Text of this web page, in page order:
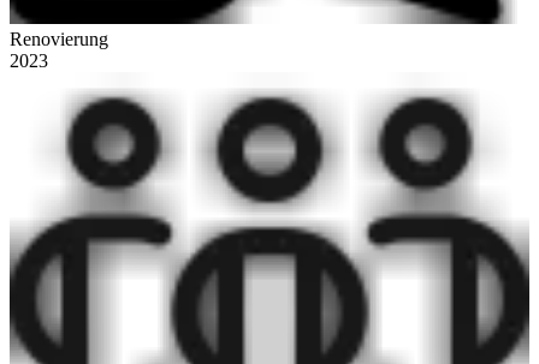
Renovierung
2023